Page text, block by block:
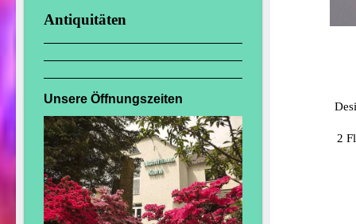
Antiquitäten
Unsere Öffnungszeiten
2